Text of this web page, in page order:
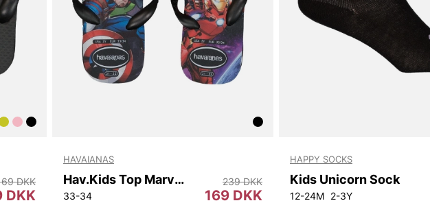
DKK
DKK
HAVAIANAS
Hav.Kids Top Marvel Ii
33-34 169 DKK
239 DKK
HAPPY SOCKS
Kids Unicorn Sock
12-24M 2-3Y